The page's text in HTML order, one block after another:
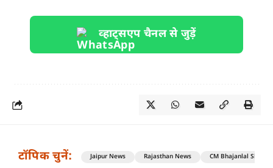
व्हाट्सएप चैनल से जुड़ें
टॉपिक चुनें: Jaipur News Rajasthan News CM Bhajanlal